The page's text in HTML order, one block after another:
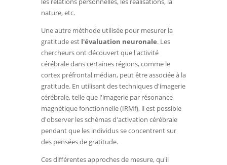
nature, etc.
Une autre méthode utilisée pour mesurer la
gratitude est l'évaluation neuronale. Les
chercheurs ont découvert que l'activité
cérébrale dans certaines régions, comme le
cortex préfrontal médian, peut être associée à la
gratitude. En utilisant des techniques d'imagerie
cérébrale, telle que l'imagerie par résonance
magnétique fonctionnelle (IRMf), il est possible
d'observer les schémas d'activation cérébrale
pendant que les individus se concentrent sur
des pensées de gratitude.
Ces différentes approches de mesure, qu'il